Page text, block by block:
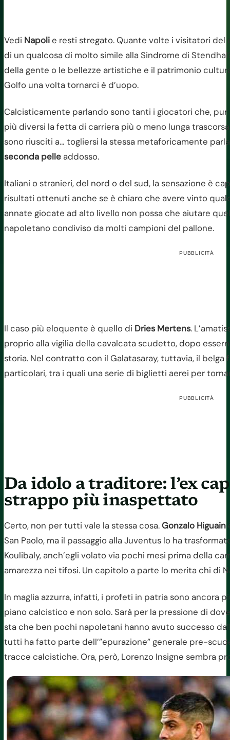
Vedi Napolie resti stregato. Quante volte i visitatori
di un qualcosa di molto simile alla Sindrome di
della gente o le bellezze artistiche e il patrimonio
Golfo una volta tornarci è d’uopo.
Calcisticamente parlando sono tanti i giocatori che,
più diversi la fetta di carriera più o meno lunga
sono riusciti a… togliersi la stessa metaforicamente
seconda pelle addosso.
Italiani o stranieri, del nord o del sud, la sensazione è
risultati ottenuti anche se è chiaro che avere vinto
annate giocate ad alto livello non possa che aiutare
napoletano condiviso da molti campioni del pallone.
PUBBLICITÀ
Il caso più eloquente è quello di Dries Mertens.
proprio alla vigilia della cavalcata scudetto, dopo
storia. Nel contratto con il Galatasaray, tuttavia, il
particolari, tra i quali una serie di biglietti aerei per
PUBBLICITÀ
Da idolo a traditore: l’ex
strappo più inaspettato
Certo, non per tutti vale la stessa cosa.Gonzalo Higuain
San Paolo, ma il passaggio alla Juventus lo ha
Koulibaly, anch’egli volato via pochi mesi prima della
amarezza nei tifosi. Un capitolo a parte lo merita chi di
In maglia azzurra, infatti, i profeti in patria sono ancora
piano calcistico e non solo. Sarà per la pressione di
sta che ben pochi napoletani hanno avuto successo
tutti ha fatto parte dell’”epurazione” generale pre-
tracce calcistiche. Ora, però, Lorenzo Insigne sembra